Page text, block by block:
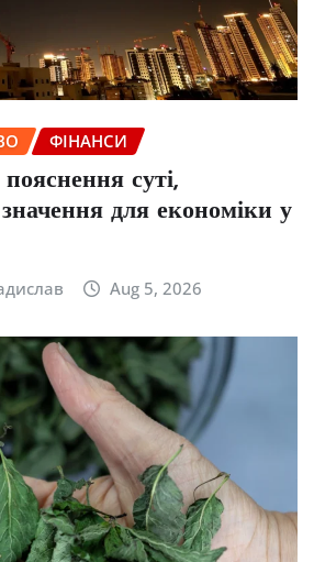
ФІНАНСИ
суті,
для економіки у
Aug 5, 2026